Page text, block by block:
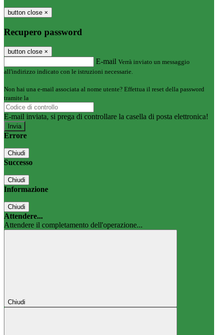
button close ×
Recupero password
button close ×
E-mail Verrà inviato un messaggio
all'indirizzo indicato con le istruzioni necessarie.
Non hai una e-mail associata al nome utente? Effettua il reset della password
tramite la
E-mail inviata, si prega di controllare la casella di posta elettronica!
Errore
Chiudi
Successo
Chiudi
Informazione
Chiudi
Attendere...
Attendere il completamento dell'operazione...
Chiudi